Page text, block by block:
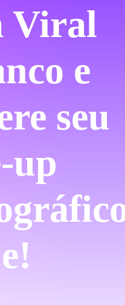
Viral
e
seu
up